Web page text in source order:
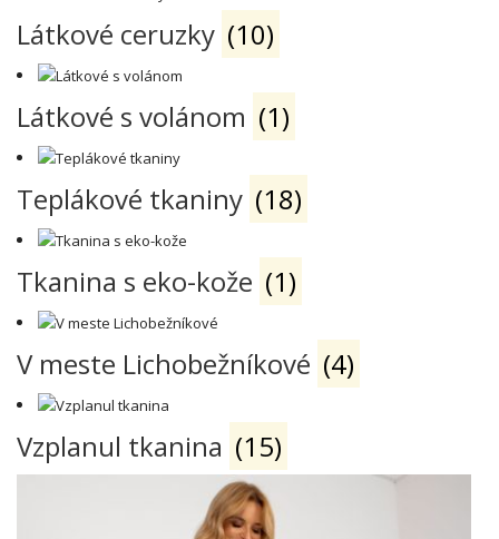
Látkové ceruzky (10)
Látkové s volánom (1)
Teplákové tkaniny (18)
Tkanina s eko-kože (1)
V meste Lichobežníkové (4)
Vzplanul tkanina (15)